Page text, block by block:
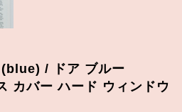
/ ドア ブルー
カバー ハード ウィンドウ